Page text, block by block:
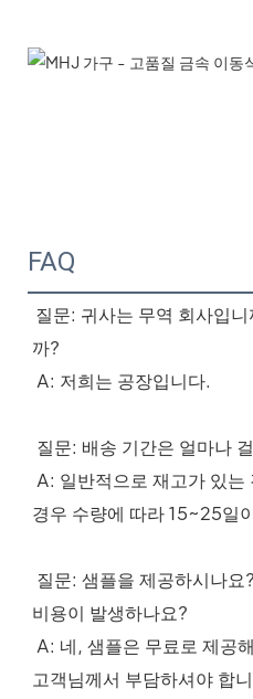
FAQ
질문: 귀사는 무역 회사입
까?
A: 저희는 공장입니다.
질문: 배송 기간은 얼마나
경우 수량에 따라 15~25일
비용이 발생하나요?
고객님께서 부담하셔야 합